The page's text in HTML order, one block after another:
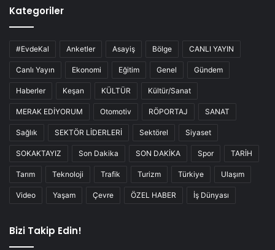
Kategoriler
#EvdeKal Anketler Asayiş Bölge CANLI YAYIN
Canlı Yayın Ekonomi Eğitim Genel Gündem
Haberler Keşan KÜLTÜR Kültür/Sanat
MERAK EDİYORUM Otomotiv RÖPORTAJ SANAT
Sağlık SEKTÖR LİDERLERİ Sektörel Siyaset
SOKAKTAYIZ Son Dakika SON DAKİKA Spor TARİH
Tarım Teknoloji Trafik Turizm Türkiye Ulaşım
Video Yaşam Çevre ÖZEL HABER İş Dünyası
Bizi Takip Edin!